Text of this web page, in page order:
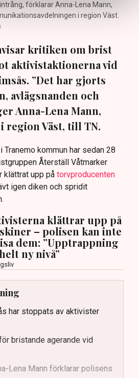
förklarar Anna-Lena Mann,
i region Väst.
kritiken om brist
aktivistaktionerna vid
”Det har gjorts
avlägsnanden och
Anna-Lena Mann,
Väst, till TN.
Tranemo kommun har sedan 28
Återställ Våtmarker
klättrat upp på torvproducenten
igen diken och spridit
klättrar upp på
– polisen kan inte
dem: ”Upptrappning
ny nivå”
har stoppats av aktivister
bristande agerande vid
Lena Mann förklarar polisens